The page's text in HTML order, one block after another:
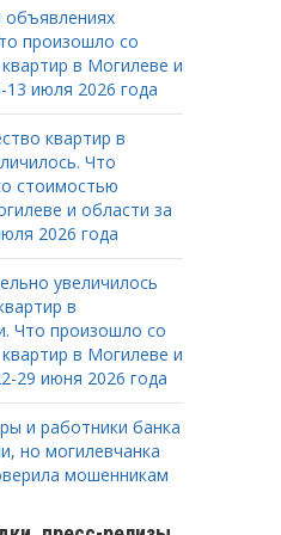
произошло со
в Могилеве и
13 июля 2026 года
квартир в
Что
стоимостью
и области за
2026 года
увеличилось
в
Что произошло со
в Могилеве и
29 июня 2026 года
и работники банка
но могилевчанка
мошенникам